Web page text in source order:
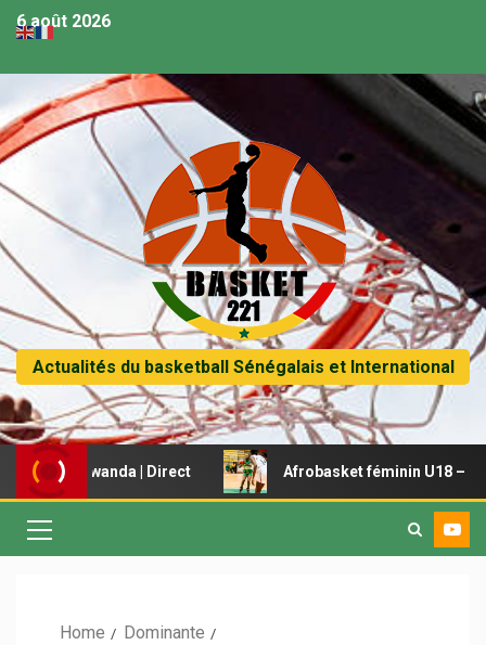
6 août 2026
Actualités du basketball Sénégalais et International
Rwanda | Direct Afrobasket féminin U18 – Le Mali
Home
Dominante